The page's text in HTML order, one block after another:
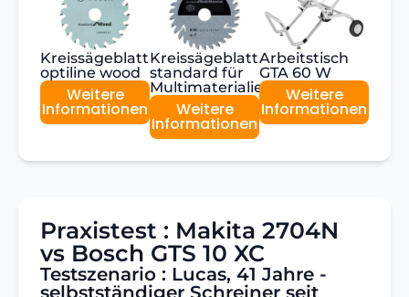
Kreissägeblatt
optiline wood
Weitere
Informationen
Kreissägeblatt
standard für
Multimaterialien
Weitere
Informationen
Arbeitstisch
GTA 60 W
Weitere
Informationen
Praxistest : Makita 2704N
vs Bosch GTS 10 XC
Testszenario : Lucas, 41 Jahre -